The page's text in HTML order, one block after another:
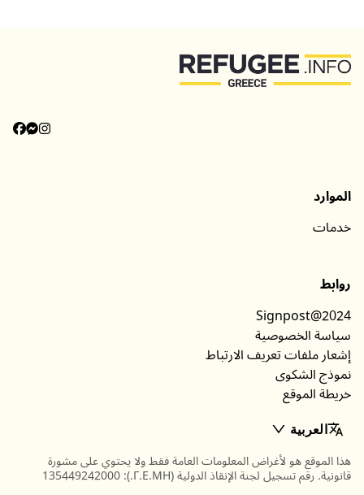
الموارد
خدمات
روابط
Signpost@2024
سياسة الخصوصية
إشعار ملفات تعريف الارتباط
نموذج الشكوى
خريطة الموقع
العربية
هذا الموقع هو لأغراض المعلومات العامة فقط ولا يحتوي على مشورة
قانونية. رقم تسجيل لجنة الإنقاذ الدولية (Γ.Ε.ΜΗ.): 135449242000